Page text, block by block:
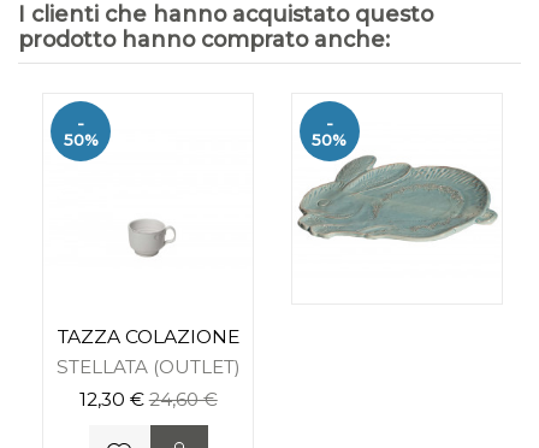
I clienti che hanno acquistato questo
prodotto hanno comprato anche:
-
50%
TAZZA COLAZIONE
STELLATA (OUTLET)
12,30 €24,60 €
-
50%